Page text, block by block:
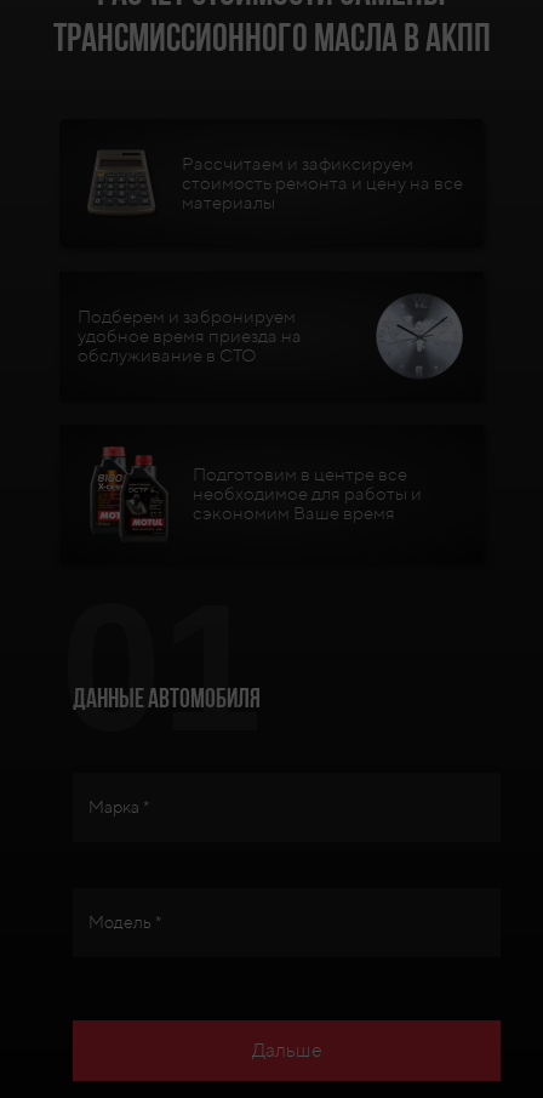
трансмиссионного масла в АКПП
Рассчитаем и зафиксируем
стоимость ремонта и цену на все
материалы
Подберем и забронируем
удобное время приезда на
обслуживание в СТО
Подготовим в центре все
необходимое для работы и
сэкономим Ваше время
01
Данные автомобиля
Марка *
Модель *
Дальше